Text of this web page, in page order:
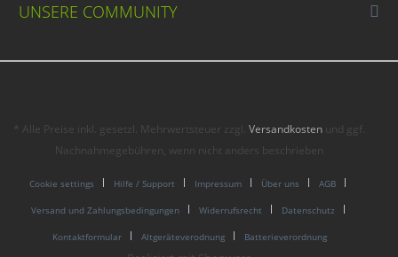
UNSERE COMMUNITY
* Alle Preise inkl. gesetzl. Mehrwertsteuer zzgl.Versandkosten und ggf.
Nachnahmegebühren, wenn nicht anders beschrieben
Cookie settings Hilfe / Support Impressum Über uns AGB
Versand und Zahlungsbedingungen Widerrufsrecht Datenschutz
Kontaktformular Altgeräteverodnung Batterieverordnung